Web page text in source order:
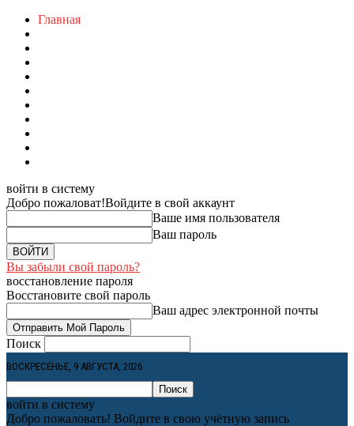
Главная
войти в систему
Добро пожаловат!Войдите в свой аккаунт
Ваше имя пользователя
Ваш пароль
Вы забыли свой пароль?
восстановление пароля
Восстановите свой пароль
Ваш адрес электронной почты
Поиск
ВОСКРЕСЕНЬЕ, 9 АВГУСТА, 2026
войти в систему
Добро пожаловать! Войдите в свою учётную запись